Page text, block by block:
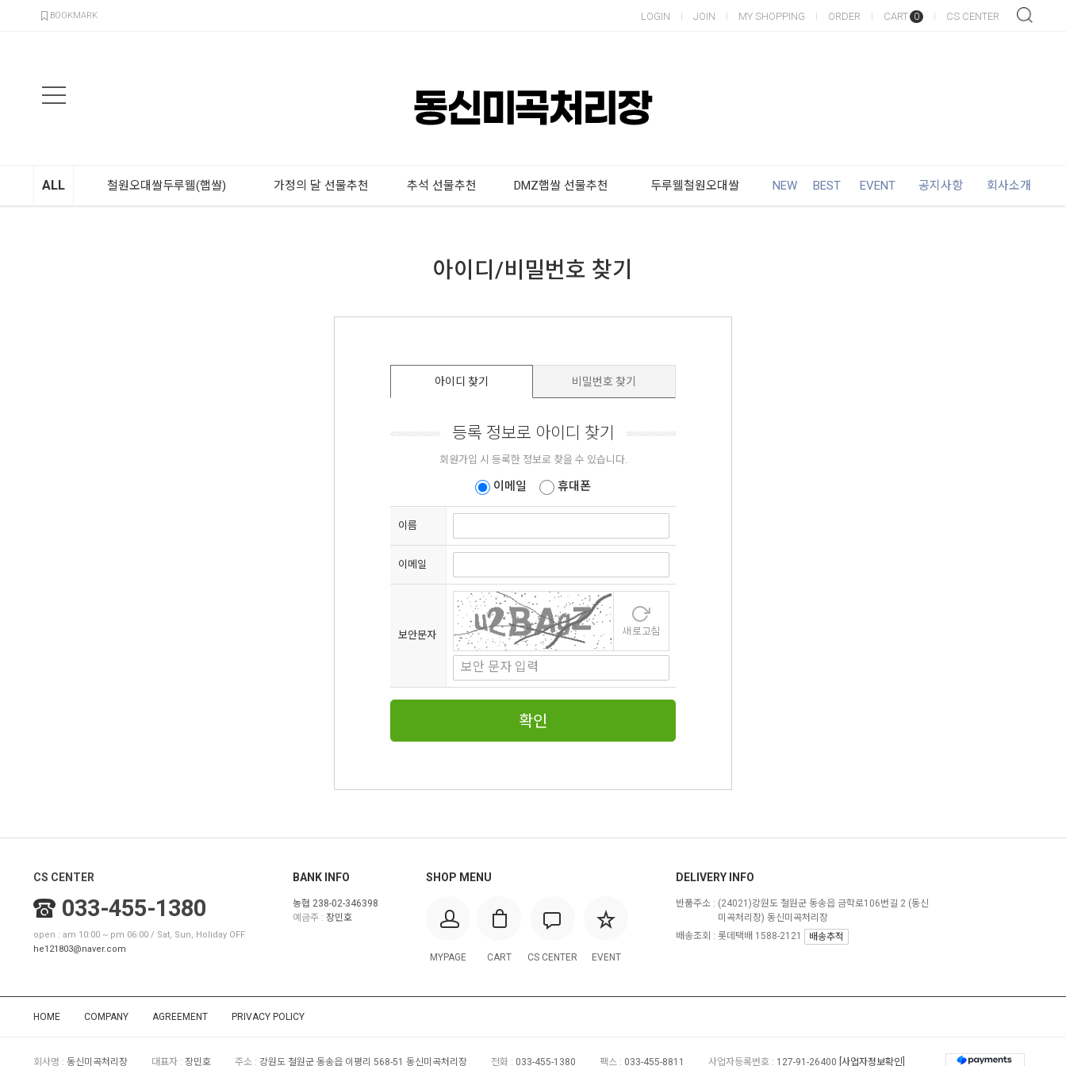
BOOKMARK LOGIN JOIN MY SHOPPING ORDER CART 0 CS CENTER
ALL 철원오대쌀두루웰(햅쌀) 가정의 달 선물추천 추석 선물추천 DMZ햅쌀 선물추천 두루웰철원오대쌀 NEW BEST EVENT 공지사항 회사소개
아이디/비밀번호 찾기
아이디 찾기 비밀번호 찾기
등록 정보로 아이디 찾기
회원가입 시 등록한 정보로 찾을 수 있습니다.
이메일 휴대폰
이름
이메일
보안문자
확인
CS CENTER
033-455-1380
open : am 10:00 ~ pm 06:00 / Sat, Sun, Holiday OFF
he121803@naver.com
BANK INFO
농협 238-02-346398
예금주 : 장민호
SHOP MENU
MYPAGE CART CS CENTER EVENT
DELIVERY INFO
반품주소 : (24021)강원도 철원군 동송읍 금학로106번길 2 (동신
미곡처리장) 동신미곡처리장
배송조회 : 롯데택배 1588-2121
배송추적
HOME COMPANY AGREEMENT PRIVACY POLICY
회사명 : 동신미곡처리장 대표자 : 장민호 주소 : 강원도 철원군 동송읍 이평리 568-51 동신미곡처리장 전화 : 033-455-1380 팩스 : 033-455-8811 사업자등록번호 : 127-91-26400 [사업자정보확인]